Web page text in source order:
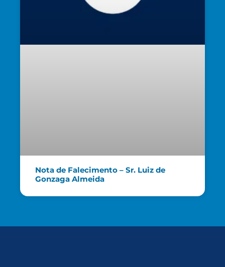
Nota de Falecimento – Sr. Luiz de
Gonzaga Almeida